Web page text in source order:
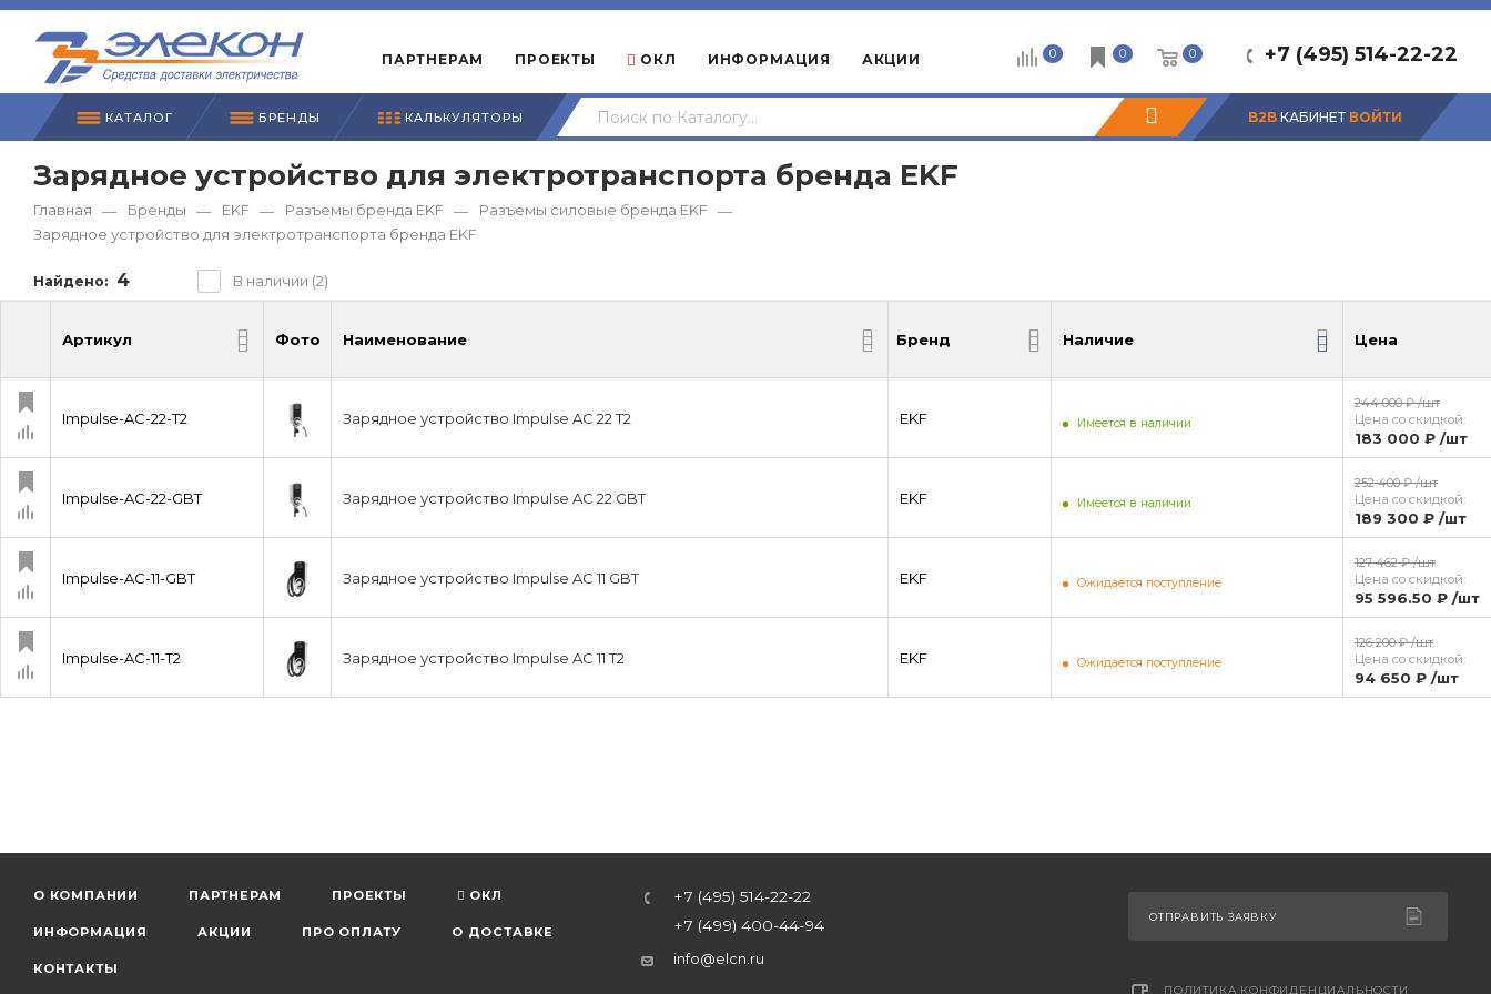
ПАРТНЕРАМ ПРОЕКТЫ ОКЛ ИНФОРМАЦИЯ АКЦИИ +7 (495) 514-22-22
0 0 0
B2B КАБИНЕТ ВОЙТИ
КАТАЛОГ БРЕНДЫ КАЛЬКУЛЯТОРЫ
Зарядное устройство для электротранспорта бренда EKF
Главная — Бренды — EKF — Разъемы бренда EKF — Разъемы силовые бренда EKF —
Зарядное устройство для электротранспорта бренда EKF
Найдено: 4 В наличии (2)
Артикул Фото Наименование Бренд Наличие Цена
Артикул Фото Наименование Бренд Наличие Цена
Impulse-AC-22-T2 Зарядное устройство Impulse AC 22 T2 EKF Имеется в наличии
244 000 ₽ /шт
Цена со скидкой:
183 000 ₽ /шт
Impulse-AC-22-GBT Зарядное устройство Impulse AC 22 GBT EKF Имеется в наличии
252 400 ₽ /шт
Цена со скидкой:
189 300 ₽ /шт
Impulse-AC-11-GBT Зарядное устройство Impulse AC 11 GBT EKF Ожидается поступление
127 462 ₽ /шт
Цена со скидкой:
95 596.50 ₽ /шт
Impulse-AC-11-T2 Зарядное устройство Impulse AC 11 T2 EKF Ожидается поступление
126 200 ₽ /шт
Цена со скидкой:
94 650 ₽ /шт
О КОМПАНИИ ПАРТНЕРАМ ПРОЕКТЫ ОКЛ
ИНФОРМАЦИЯ АКЦИИ ПРО ОПЛАТУ О ДОСТАВКЕ
КОНТАКТЫ
+7 (495) 514-22-22
+7 (499) 400-44-94
info@elcn.ru
ОТПРАВИТЬ ЗАЯВКУ
ПОЛИТИКА КОНФИДЕНЦИАЛЬНОСТИ